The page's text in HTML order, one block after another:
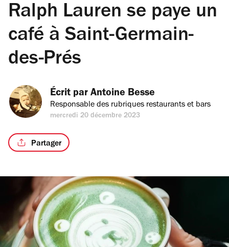
Ralph Lauren se paye un
café à Saint-Germain-
des-Prés
Écrit par Antoine Besse
Responsable des rubriques restaurants et bars
mercredi 20 décembre 2023
Partager